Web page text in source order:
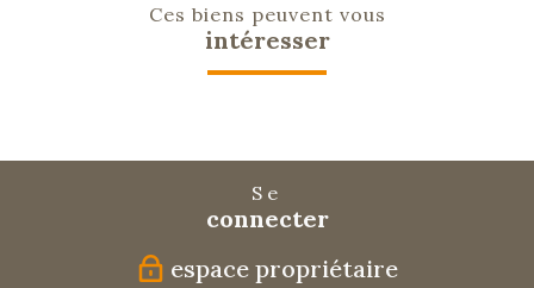
Ces biens peuvent vous
intéresser
Se
connecter
espace propriétaire